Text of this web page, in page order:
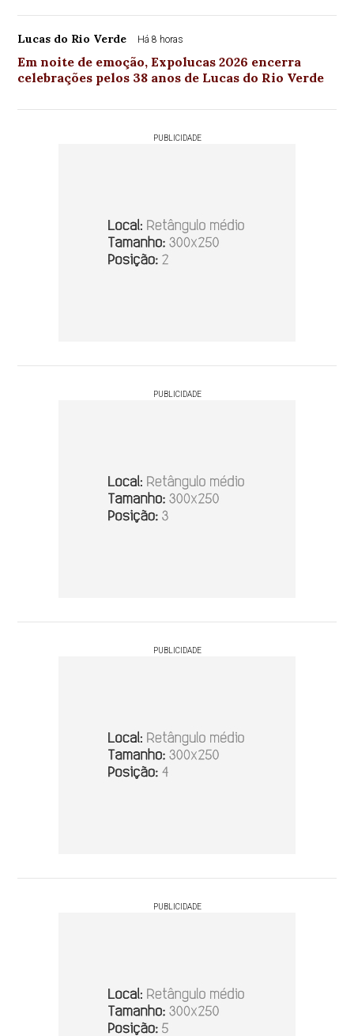
Lucas do Rio Verde Há 8 horas
Em noite de emoção, Expolucas 2026 encerra
celebrações pelos 38 anos de Lucas do Rio Verde
PUBLICIDADE
PUBLICIDADE
PUBLICIDADE
PUBLICIDADE